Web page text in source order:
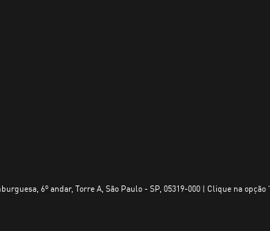
6º andar, Torre A, São Paulo - SP, 05319-000 | Clique na